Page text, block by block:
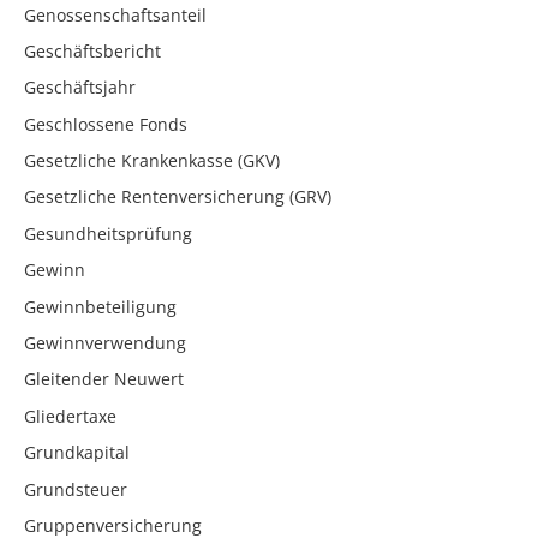
Genossenschaftsanteil
Geschäftsbericht
Geschäftsjahr
Geschlossene Fonds
Gesetzliche Krankenkasse (GKV)
Gesetzliche Rentenversicherung (GRV)
Gesundheitsprüfung
Gewinn
Gewinnbeteiligung
Gewinnverwendung
Gleitender Neuwert
Gliedertaxe
Grundkapital
Grundsteuer
Gruppenversicherung